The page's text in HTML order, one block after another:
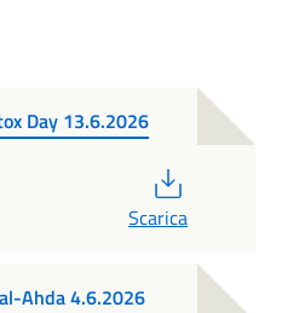
Day 13.6.2026
Scarica
Ahda 4.6.2026